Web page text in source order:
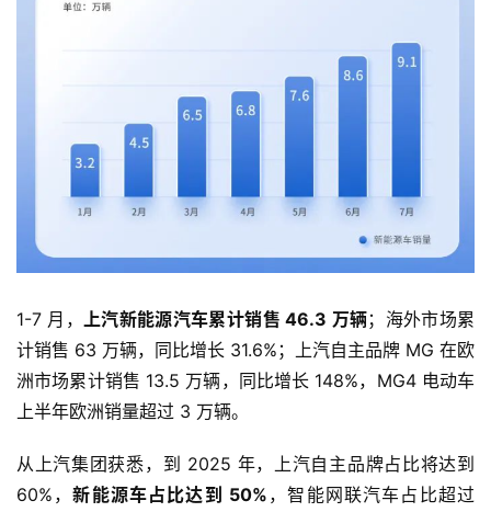
评
师
旅
行
登录
1-7 月， 上汽新能源汽车累计销售 46.3 万辆；海外市场累
计销售 63 万辆，同比增长 31.6%；上汽自主品牌 MG 在欧
洲市场累计销售 13.5 万辆，同比增长 148%，MG4 电动车
上半年欧洲销量超过 3 万辆。
从上汽集团获悉，到 2025 年，上汽自主品牌占比将达到
60%，新能源车占比达到 50% ，智能网联汽车占比超过